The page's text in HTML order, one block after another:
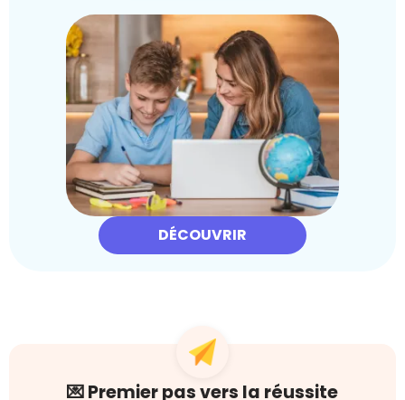
DÉCOUVRIR
💌 Premier pas vers la réussite